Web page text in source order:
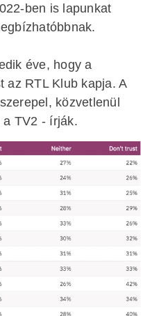
ben is lapunkat
éve, hogy a
az RTL Klub kapja. A
közvetlenül
TV2 - írják.